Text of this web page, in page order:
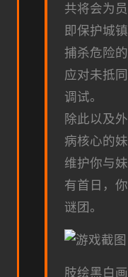
共将会为
即保护城
捕杀危险
应对未抵
调试。
除此以及
病核心的
维护你与
有首日，
谜团。
肢绘黑白